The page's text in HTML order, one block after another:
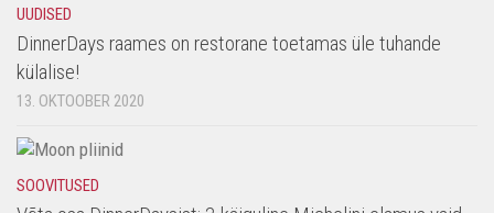
UUDISED
DinnerDays raames on restorane toetamas üle tuhande
külalise!
13. OKTOOBER 2020
SOOVITUSED